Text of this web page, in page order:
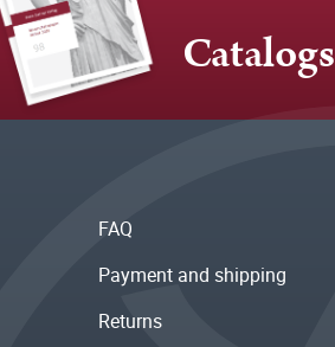
Catalogs
FAQ
Payment and shipping
Returns